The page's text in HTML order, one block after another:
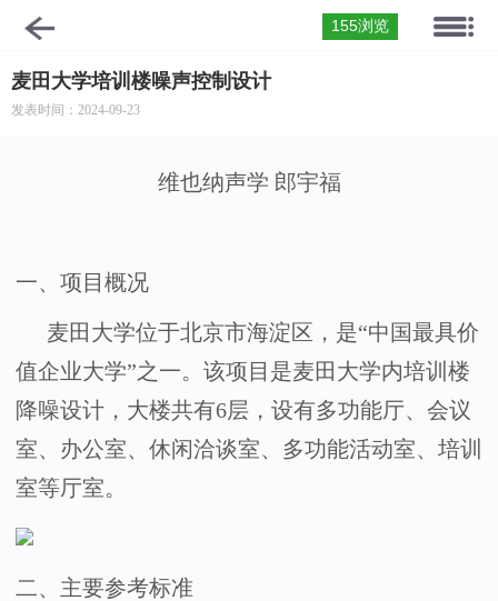
155浏览
麦田大学培训楼噪声控制设计
发表时间：2024-09-23
维也纳声学 郎宇福
一、 项目概况
麦田大学位于北京市海淀区，是“中国最具价
值企业大学”之一。该项目是麦田大学内培训楼
降噪设计，大楼共有6层，设有多功能厅、会议
室、办公室、休闲洽谈室、多功能活动室、培训
室等厅室。
二、 主要参考标准